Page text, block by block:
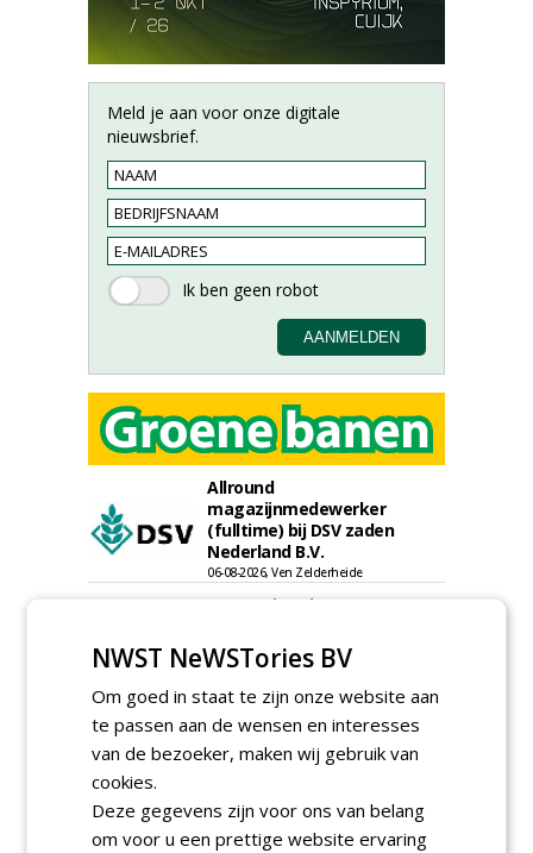
Meld je aan voor onze digitale
nieuwsbrief.
Allround
magazijnmedewerker
(fulltime) bij DSV zaden
Nederland B.V.
06-08-2026, Ven Zelderheide
Meewerkend Voorman
Werkorganisatie BUCH
09-07-2026, Castricum en Uitgeest
Rayon- account manager
Nederland; regio Noord &
regio Zuid
18-06-2026, Noord & regio Zuid
Van Wamel (fulltime)
12-06-2026, Dreumel
NWST NeWSTories BV
Om goed in staat te zijn onze website aan
te passen aan de wensen en interesses
van de bezoeker, maken wij gebruik van
cookies.
Deze gegevens zijn voor ons van belang
om voor u een prettige website ervaring